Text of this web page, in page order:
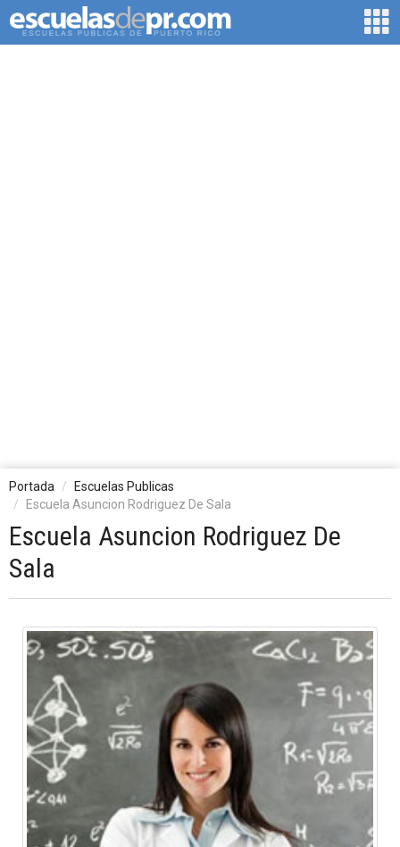
Portada
Escuelas Publicas
Escuela Asuncion Rodriguez De Sala
Escuela Asuncion Rodriguez De
Sala